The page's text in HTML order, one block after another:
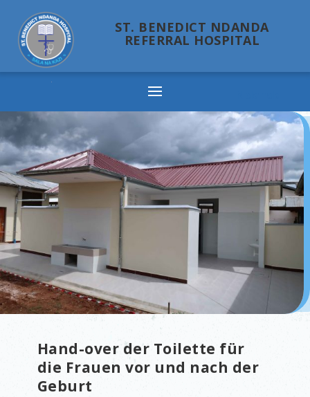
ST. BENEDICT NDANDA
REFERRAL HOSPITAL
Hand-over der Toilette für
die Frauen vor und nach der
Geburt